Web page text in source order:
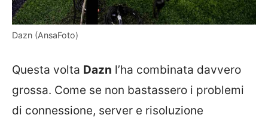
Dazn (AnsaFoto)
Questa volta Dazn l’ha combinata davvero
grossa. Come se non bastassero i problemi
di connessione, server e risoluzione